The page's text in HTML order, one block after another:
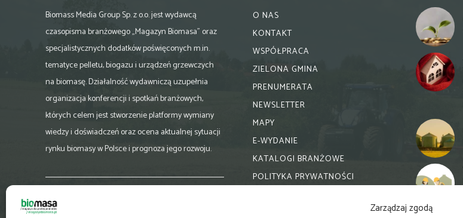
Zarządzaj zgodą
Biomass Media Group Sp. z o.o. jest wydawcą
czasopisma branżowego „Magazyn Biomasa” oraz
specjalistycznych dodatków poświęconych m.in.
tematyce pelletu, biogazu i urządzeń grzewczych
na biomasę. Działalność wydawniczą uzupełnia
organizacja konferencji i spotkań branżowych,
których celem jest stworzenie platformy wymiany
wiedzy i doświadczeń oraz ocena aktualnej sytuacji
rynku biomasy w Polsce i prognoza jego rozwoju.
biuro@magazynbiomasa.pl
O NAS
KONTAKT
WSPÓŁPRACA
ZIELONA GMINA
PRENUMERATA
NEWSLETTER
MAPY
E-WYDANIE
KATALOGI BRANŻOWE
POLITYKA PRYWATNOŚCI